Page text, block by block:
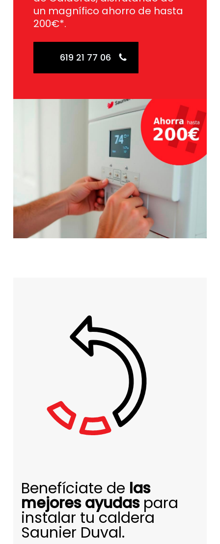
un magnífico ahorro de hasta
200€*.
619 21 77 06
Benefíciate de las
mejores ayudaspara
instalar tu caldera
Saunier Duval.